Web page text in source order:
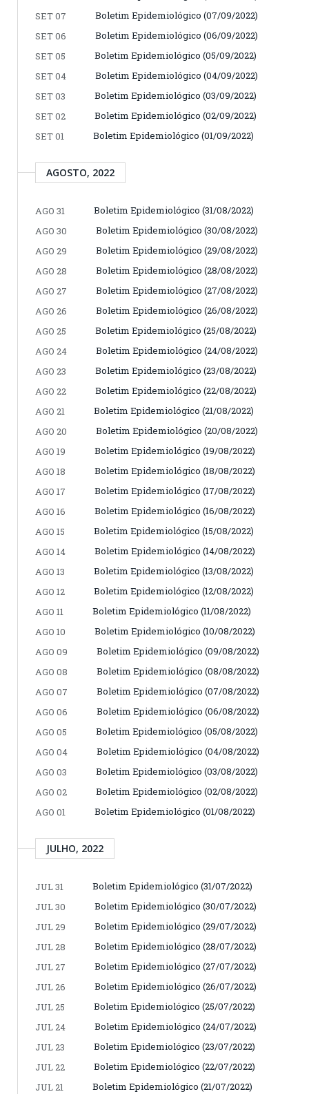
SET 07
Boletim Epidemiológico (07/09/2022)
SET 06
Boletim Epidemiológico (06/09/2022)
SET 05
Boletim Epidemiológico (05/09/2022)
SET 04
Boletim Epidemiológico (04/09/2022)
SET 03
Boletim Epidemiológico (03/09/2022)
SET 02
Boletim Epidemiológico (02/09/2022)
SET 01
Boletim Epidemiológico (01/09/2022)
AGOSTO, 2022
AGO 31
Boletim Epidemiológico (31/08/2022)
AGO 30
Boletim Epidemiológico (30/08/2022)
AGO 29
Boletim Epidemiológico (29/08/2022)
AGO 28
Boletim Epidemiológico (28/08/2022)
AGO 27
Boletim Epidemiológico (27/08/2022)
AGO 26
Boletim Epidemiológico (26/08/2022)
AGO 25
Boletim Epidemiológico (25/08/2022)
AGO 24
Boletim Epidemiológico (24/08/2022)
AGO 23
Boletim Epidemiológico (23/08/2022)
AGO 22
Boletim Epidemiológico (22/08/2022)
AGO 21
Boletim Epidemiológico (21/08/2022)
AGO 20
Boletim Epidemiológico (20/08/2022)
AGO 19
Boletim Epidemiológico (19/08/2022)
AGO 18
Boletim Epidemiológico (18/08/2022)
AGO 17
Boletim Epidemiológico (17/08/2022)
AGO 16
Boletim Epidemiológico (16/08/2022)
AGO 15
Boletim Epidemiológico (15/08/2022)
AGO 14
Boletim Epidemiológico (14/08/2022)
AGO 13
Boletim Epidemiológico (13/08/2022)
AGO 12
Boletim Epidemiológico (12/08/2022)
AGO 11
Boletim Epidemiológico (11/08/2022)
AGO 10
Boletim Epidemiológico (10/08/2022)
AGO 09
Boletim Epidemiológico (09/08/2022)
AGO 08
Boletim Epidemiológico (08/08/2022)
AGO 07
Boletim Epidemiológico (07/08/2022)
AGO 06
Boletim Epidemiológico (06/08/2022)
AGO 05
Boletim Epidemiológico (05/08/2022)
AGO 04
Boletim Epidemiológico (04/08/2022)
AGO 03
Boletim Epidemiológico (03/08/2022)
AGO 02
Boletim Epidemiológico (02/08/2022)
AGO 01
Boletim Epidemiológico (01/08/2022)
JULHO, 2022
JUL 31
Boletim Epidemiológico (31/07/2022)
JUL 30
Boletim Epidemiológico (30/07/2022)
JUL 29
Boletim Epidemiológico (29/07/2022)
JUL 28
Boletim Epidemiológico (28/07/2022)
JUL 27
Boletim Epidemiológico (27/07/2022)
JUL 26
Boletim Epidemiológico (26/07/2022)
JUL 25
Boletim Epidemiológico (25/07/2022)
JUL 24
Boletim Epidemiológico (24/07/2022)
JUL 23
Boletim Epidemiológico (23/07/2022)
JUL 22
Boletim Epidemiológico (22/07/2022)
JUL 21
Boletim Epidemiológico (21/07/2022)